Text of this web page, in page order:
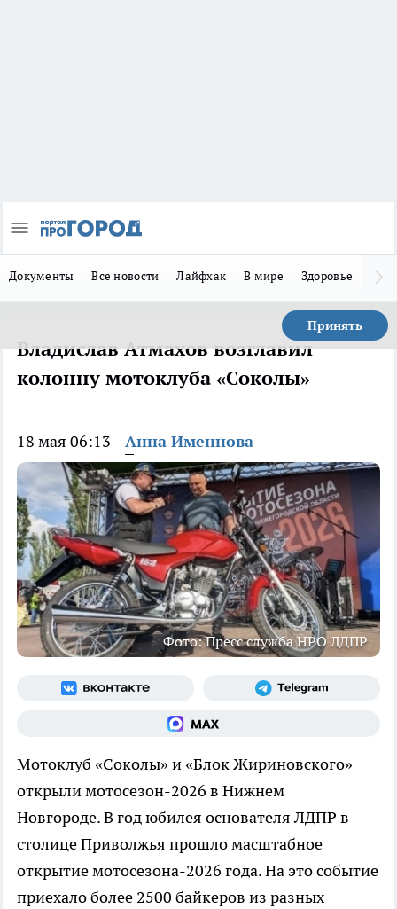
Документы Все новости Лайфхак В мире Здоровье
Принять
Владислав Атмахов возглавил
колонну мотоклуба «Соколы»
18 мая 06:13 Анна Именнова
Фото: Пресс служба НРО ЛДПР
Мотоклуб «Соколы» и «Блок Жириновского»
открыли мотосезон-2026 в Нижнем
Новгороде. В год юбилея основателя ЛДПР в
столице Приволжья прошло масштабное
открытие мотосезона-2026 года. На это событие
приехало более 2500 байкеров из разных